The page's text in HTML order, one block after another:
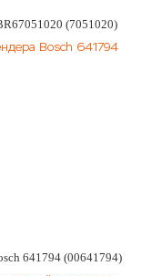
(7051020)
641794 (00641794)